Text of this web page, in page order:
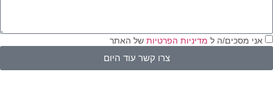
אני מסכים/ה למדיניות הפרטיותשל האתר
צרו קשר עוד היום